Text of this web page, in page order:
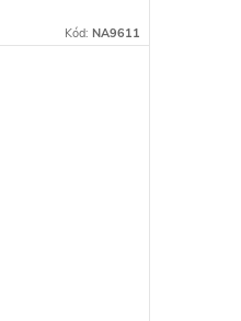
Kód: NA9611